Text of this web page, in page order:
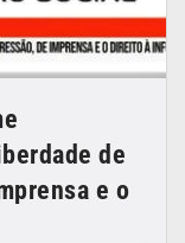
de
e o